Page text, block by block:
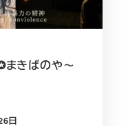
まきばのや～
日